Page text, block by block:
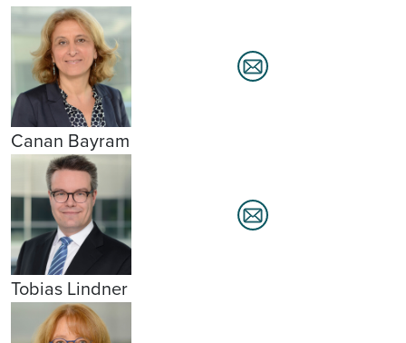
Canan Bayram
Tobias Lindner